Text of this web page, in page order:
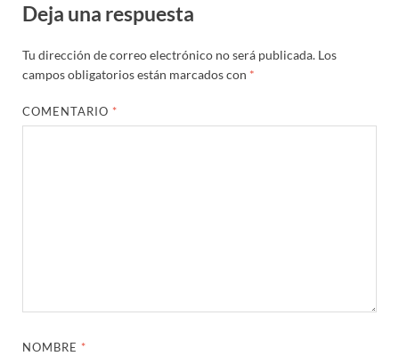
Deja una respuesta
Tu dirección de correo electrónico no será publicada. Los
campos obligatorios están marcados con *
COMENTARIO *
NOMBRE *